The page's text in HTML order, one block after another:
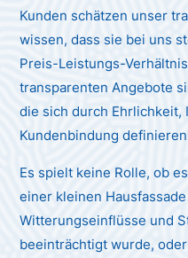
Kunden schätzen unser
wissen, dass sie bei uns
Preis-Leistungs-
transparenten Angebote
die sich durch Ehrlichkeit,
Kundenbindung
Es spielt keine Rolle, ob
einer kleinen
Witterungseinflüsse und
beeinträchtigt wurde,